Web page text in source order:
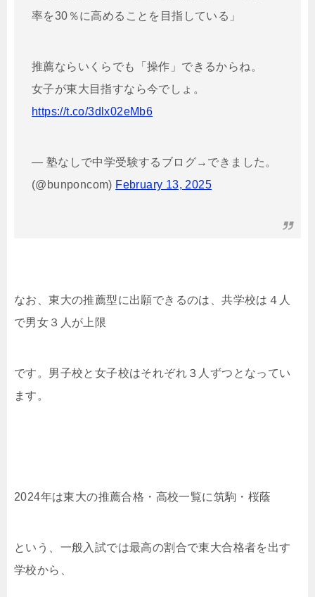
率を30％に高めることを目指している」
推薦ならいくらでも「操作」できるからね。
女子が東大目指すなら今でしょ。
https://t.co/3dlx02eMb6
— 塾なしで中学受験するブログ→できました。
(@bunponcom) February 13, 2025
なお、東大の推薦型に出願できるのは、共学校は４人
で男女３人が上限
です。男子校と女子校はそれぞれ３人ずつとなってい
ます。
2024年は東大の推薦合格・高校一覧に筑駒・桜蔭
という、一般入試では最高の割合で東大合格者を出す
学校から、